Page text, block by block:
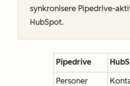
synkronisere Pipedrive-
HubSpot.
Pipedrive
Personer